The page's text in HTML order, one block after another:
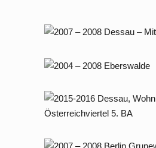
2007 – 2008 Dessau –
2004 – 2008
2015-2016 Dessau,
Österreichviertel 5. BA